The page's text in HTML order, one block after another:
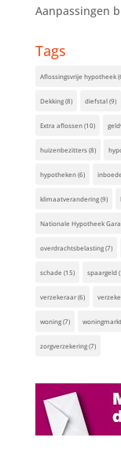
Aanpassingen
Tags
Aflossingsvrije hypotheek
Dekking(8) diefstal(9)
Extra aflossen(10)
huizenbezitters(8)
hypotheken(6)
klimaatverandering(9)
Nationale Hypotheek
overdrachtsbelasting(7)
schade (15) spaargeld
verzekeraar(6)
woning(7) woningmarkt
zorgverzekering(7)